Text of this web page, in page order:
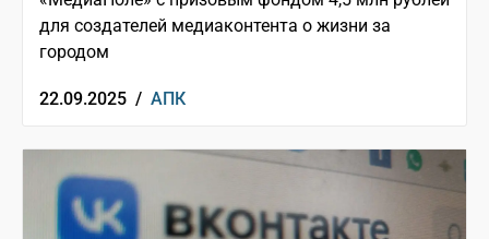
для создателей медиаконтента о жизни за
городом
22.09.2025 / АПК